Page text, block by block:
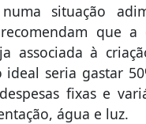
situação
que a
associada à
ideal seria gastar
fixas e
água e luz.